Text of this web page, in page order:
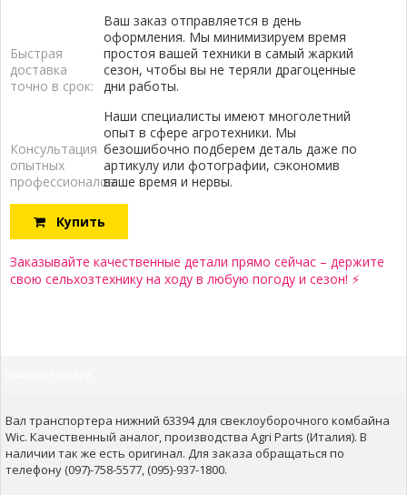
Быстрая
доставка
точно в срок:
Ваш заказ отправляется в день
оформления. Мы минимизируем время
простоя вашей техники в самый жаркий
сезон, чтобы вы не теряли драгоценные
дни работы.
Консультация
опытных
профессионалов:
Наши специалисты имеют многолетний
опыт в сфере агротехники. Мы
безошибочно подберем деталь даже по
артикулу или фотографии, сэкономив
ваше время и нервы.
Купить
Заказывайте качественные детали прямо сейчас – держите
свою сельхозтехнику на ходу в любую погоду и сезон! ⚡
Вал транспортера нижний 63394 для свеклоуборочного комбайна
Wic. Качественный аналог, производства Agri Parts (Италия). В
наличии так же есть оригинал. Для заказа обращаться по
телефону (097)-758-5577, (095)-937-1800.